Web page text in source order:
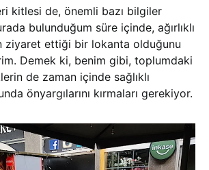
kitlesi de, önemli bazı bilgiler
bulunduğum süre içinde, ağırlıklı
ziyaret ettiği bir lokanta olduğunu
Demek ki, benim gibi, toplumdaki
de zaman içinde sağlıklı
önyargılarını kırmaları gerekiyor.